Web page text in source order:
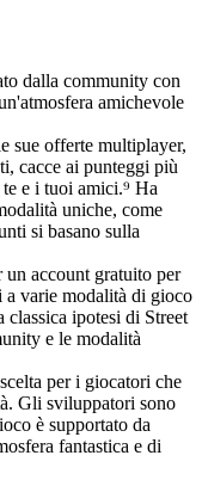
dalla community con
amichevole
sue offerte multiplayer,
cacce ai punteggi più
e i tuoi amici.⁹ Ha
uniche, come
si basano sulla
account gratuito per
varie modalità di gioco
classica ipotesi di Street
e le modalità
per i giocatori che
Gli sviluppatori sono
è supportato da
fantastica e di